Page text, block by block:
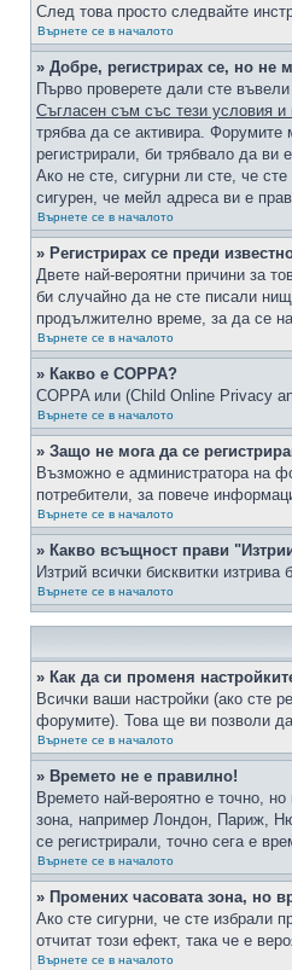
След това просто следвайте
Върнете се в началото
» Добре, регистрирах се, но не
Първо проверете дали сте
Съгласен съм със тези условия и
трябва да се активира. Форумите
регистрирали, би трябвало да ви
Ако не сте, сигурни ли сте, че
сигурен, че мейл адреса ви е
Върнете се в началото
» Регистрирах се преди
Двете най-вероятни причини за
би случайно да не сте писали
продължително време, за да се
Върнете се в началото
» Какво е COPPA?
COPPA или (Child Online Privacy
Върнете се в началото
» Защо не мога да се
Възможно е администратора на
потребители, за повече
Върнете се в началото
» Какво всъщност прави
Изтрий всички бисквитки
Върнете се в началото
» Как да си променя
Всички ваши настройки (ако сте
форумите). Това ще ви позволи
Върнете се в началото
» Времето не е правилно!
Времето най-вероятно е точно,
зона, например Лондон, Париж, Ню
се регистрирали, точно сега е
Върнете се в началото
» Промених часовата зона, но
Ако сте сигурни, че сте избрали
отчитат този ефект, така че е
Върнете се в началото